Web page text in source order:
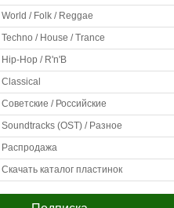
World / Folk / Reggae
Techno / House / Trance
Hip-Hop / R'n'B
Classical
Советские / Российские
Soundtracks (OST) / Разное
Распродажа
Скачать каталог пластинок